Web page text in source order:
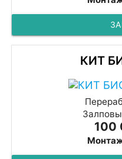
КИТ
100